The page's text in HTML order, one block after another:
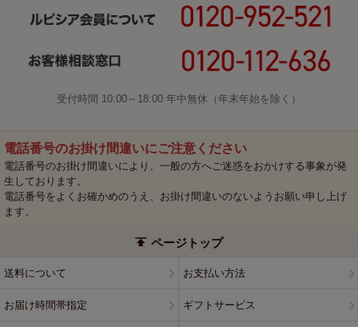
受付時間 10:00～18:00 年中無休（年末年始を除く）
電話番号のお掛け間違いにご注意ください
電話番号のお掛け間違いにより、一般の方へご迷惑をおかけする事象が発
生しております。
電話番号をよくお確かめのうえ、お掛け間違いのないようお願い申し上げ
ます。
ページトップ
送料について お支払い方法
お届け時間帯指定 ギフトサービス